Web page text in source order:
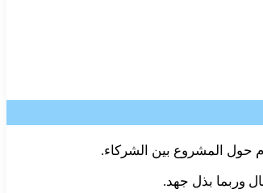
حول المشروع بين الشركاء.
وربما بذل جهد.